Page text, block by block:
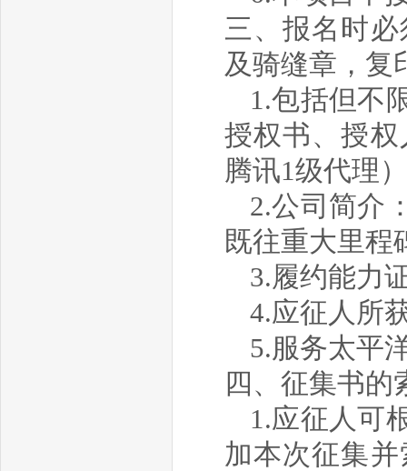
三、报名时
及骑缝章 ，
1.包括但不
授权书、授
腾讯1级代理
2.公司简介
既往重大里程
3.履约能力
4.应征人所
5.服务太平
四、征集书的
1.应征人可
加本次征集